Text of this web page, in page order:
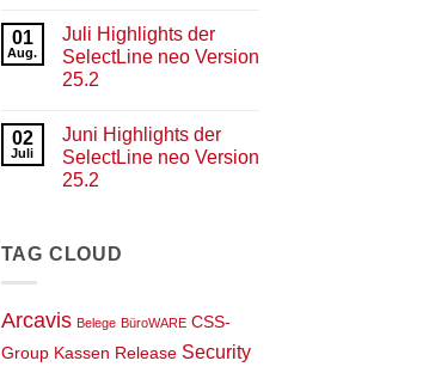
SelectLine
neo
Version
25.3
zu
September
Highlights
der
Version
25.3
01
Aug.
Juli Highlights der
SelectLine neo Version
25.2
zu
Juli
Highlights
der
02
Juli
Juni Highlights der
SelectLine neo Version
25.2
Juni
Highlights
neo
Version
TAG CLOUD
Arcavis Belege BüroWARE CSS-
Group Kassen Release Security